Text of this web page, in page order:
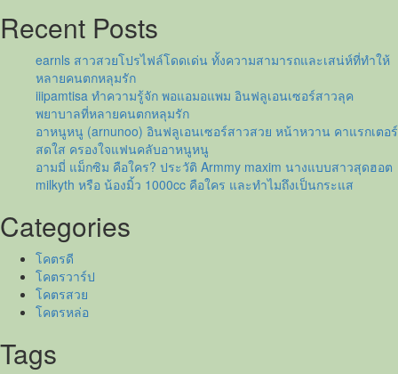
ดาว
ค้าง
ฟ้า
ที่
ต้อง
สละ
ตำแหน่ง
มิส
แก
รนด์
กะทันหัน
Recent Posts
earnls สาวสวยโปรไฟล์โดดเด่น ทั้งความสามารถและเสน่ห์ที่ทำให้
หลายคนตกหลุมรัก
iiipamtisa ทำความรู้จัก พอแอมอแพม อินฟลูเอนเซอร์สาวลุค
พยาบาลที่หลายคนตกหลุมรัก
อาหนูหนู (arnunoo) อินฟลูเอนเซอร์สาวสวย หน้าหวาน คาแรกเตอร์
สดใส ครองใจแฟนคลับอาหนูหนู
อามมี่ แม็กซิม คือใคร? ประวัติ Armmy maxim นางแบบสาวสุดฮอต
milkyth หรือ น้องมิ้ว 1000cc คือใคร และทำไมถึงเป็นกระแส
Categories
โคตรดี
โคตรวาร์ป
โคตรสวย
โคตรหล่อ
Tags